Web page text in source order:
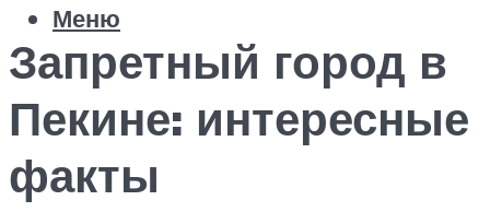
Меню
Запретный город в
Пекине: интересные
факты